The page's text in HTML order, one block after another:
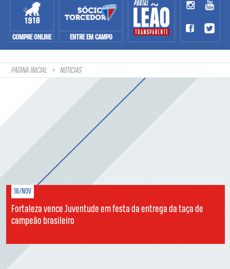
COMPRE ONLINE ENTRE EM CAMPO
PAGINA INICIAL NOTÍCIAS
16/NOV
Fortaleza vence Juventude em festa da entrega da taça de
campeão brasileiro